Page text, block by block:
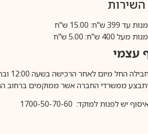
עד 399 ש"ח: 15.00 ש"ח
מעל 400 ש"ח: 5.00 ש"ח
עצמי
החל מיום לאחר הרכישה בשעה 12:00 ובתיאום מראש בלבד.
ממשרדי החברה אשר ממוקמים ברחוב החרושת
יש לפנות למוקד: 1700-50-70-60